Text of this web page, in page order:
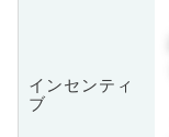
インセンティ
ブ